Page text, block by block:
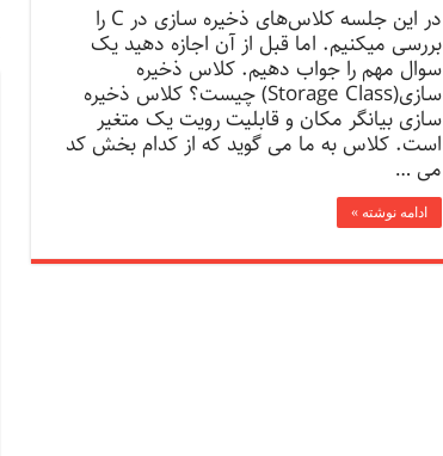
در این جلسه کلاس‌های ذخیره سازی در C را
بررسی میکنیم. اما قبل از آن اجازه دهید یک
سوال مهم را جواب دهیم. کلاس ذخیره
سازی(Storage Class) چیست؟ کلاس ذخیره
سازی بیانگر مکان و قابلیت رویت یک متغیر
است. کلاس به ما می گوید که از کدام بخش کد
می …
ادامه نوشته »